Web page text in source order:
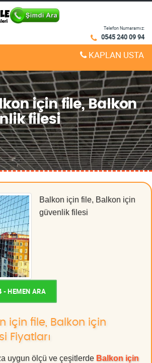
Telefon Numaramız:
0545 240 09 94
KAPLAN USTA
için file, Balkon
filesi
Balkon için file, Balkon için
güvenlik filesi
- HEMEN ARA
için file, Balkon için
Fiyatları
uygun ölçü ve çeşitlerde Balkon için